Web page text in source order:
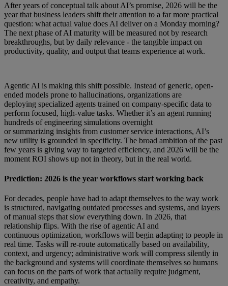
After years of conceptual talk about AI’s promise, 2026 will be the
year that business leaders shift their attention to a far more practical
question: what actual value does AI deliver on a Monday morning?
The next phase of AI maturity will be measured not by research
breakthroughs, but by daily relevance - the tangible impact on
productivity, quality, and output that teams experience at work.
Agentic AI is making this shift possible. Instead of generic, open-
ended models prone to hallucinations, organizations are
deploying specialized agents trained on company-specific data to
perform focused, high-value tasks. Whether it’s an agent running
hundreds of engineering simulations overnight
or summarizing insights from customer service interactions, AI’s
new utility is grounded in specificity. The broad ambition of the past
few years is giving way to targeted efficiency, and 2026 will be the
moment ROI shows up not in theory, but in the real world.
Prediction: 2026 is the year workflows start working back
For decades, people have had to adapt themselves to the way work
is structured, navigating outdated processes and systems, and layers
of manual steps that slow everything down. In 2026, that
relationship flips. With the rise of agentic AI and
continuous optimization, workflows will begin adapting to people in
real time. Tasks will re-route automatically based on availability,
context, and urgency; administrative work will compress silently in
the background and systems will coordinate themselves so humans
can focus on the parts of work that actually require judgment,
creativity, and empathy.